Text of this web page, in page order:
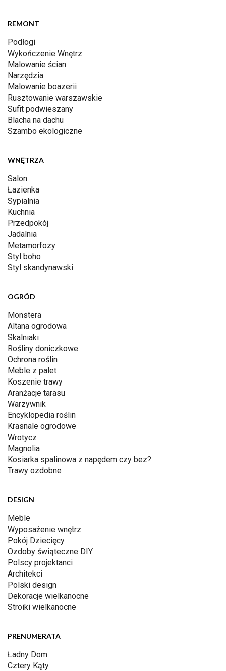
REMONT
Podłogi
Wykończenie Wnętrz
Malowanie ścian
Narzędzia
Malowanie boazerii
Rusztowanie warszawskie
Sufit podwieszany
Blacha na dachu
Szambo ekologiczne
WNĘTRZA
Salon
Łazienka
Sypialnia
Kuchnia
Przedpokój
Jadalnia
Metamorfozy
Styl boho
Styl skandynawski
OGRÓD
Monstera
Altana ogrodowa
Skalniaki
Rośliny doniczkowe
Ochrona roślin
Meble z palet
Koszenie trawy
Aranżacje tarasu
Warzywnik
Encyklopedia roślin
Krasnale ogrodowe
Wrotycz
Magnolia
Kosiarka spalinowa z napędem czy bez?
Trawy ozdobne
DESIGN
Meble
Wyposażenie wnętrz
Pokój Dziecięcy
Ozdoby świąteczne DIY
Polscy projektanci
Architekci
Polski design
Dekoracje wielkanocne
Stroiki wielkanocne
PRENUMERATA
Ładny Dom
Cztery Kąty